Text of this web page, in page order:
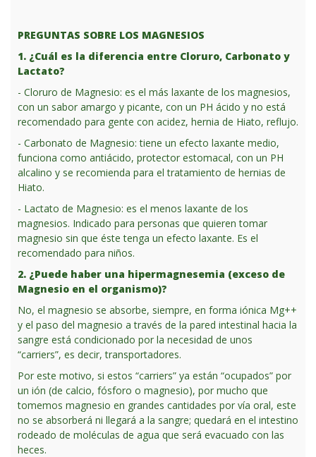
PREGUNTAS SOBRE LOS MAGNESIOS
1. ¿Cuál es la diferencia entre Cloruro, Carbonato y
Lactato?
- Cloruro de Magnesio: es el más laxante de los magnesios,
con un sabor amargo y picante, con un PH ácido y no está
recomendado para gente con acidez, hernia de Hiato, reflujo.
- Carbonato de Magnesio: tiene un efecto laxante medio,
funciona como antiácido, protector estomacal, con un PH
alcalino y se recomienda para el tratamiento de hernias de
Hiato.
- Lactato de Magnesio: es el menos laxante de los
magnesios. Indicado para personas que quieren tomar
magnesio sin que éste tenga un efecto laxante. Es el
recomendado para niños.
2. ¿Puede haber una hipermagnesemia (exceso de
Magnesio en el organismo)?
No, el magnesio se absorbe, siempre, en forma iónica Mg++
y el paso del magnesio a través de la pared intestinal hacia la
sangre está condicionado por la necesidad de unos
“carriers”, es decir, transportadores.
Por este motivo, si estos “carriers” ya están “ocupados” por
un ión (de calcio, fósforo o magnesio), por mucho que
tomemos magnesio en grandes cantidades por vía oral, este
no se absorberá ni llegará a la sangre; quedará en el intestino
rodeado de moléculas de agua que será evacuado con las
heces.